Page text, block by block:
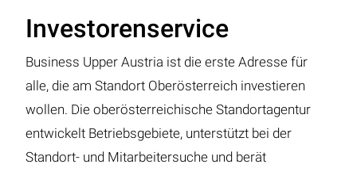
Investorenservice
Business Upper Austria ist die erste Adresse für
alle, die am Standort Oberösterreich investieren
wollen. Die oberösterreichische Standortagentur
entwickelt Betriebsgebiete, unterstützt bei der
Standort- und Mitarbeitersuche und berät